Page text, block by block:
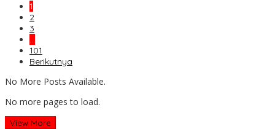
1
2
3
…
101
Berikutnya
No More Posts Available.
No more pages to load.
View More